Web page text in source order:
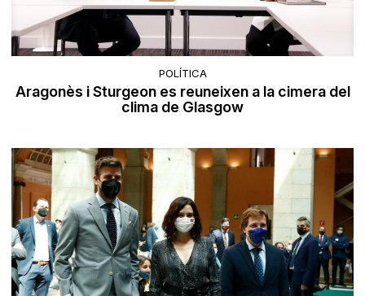
POLÍTICA
Aragonès i Sturgeon es reuneixen a la cimera del
clima de Glasgow